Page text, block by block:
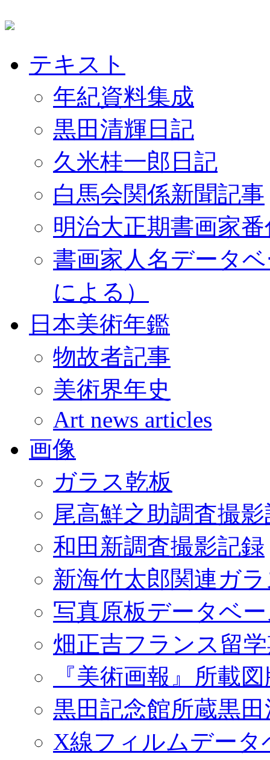
テキスト
年紀資料集成
黒田清輝日記
久米桂一郎日記
白馬会関係新聞記事
明治大正期書画家
書画家人名データ
による）
日本美術年鑑
物故者記事
美術界年史
Art news articles
画像
ガラス乾板
尾高鮮之助調査撮
和田新調査撮影記録
新海竹太郎関連ガ
写真原板データベ
畑正吉フランス留
『美術画報』所載
黒田記念館所蔵黒
X線フィルムデータ